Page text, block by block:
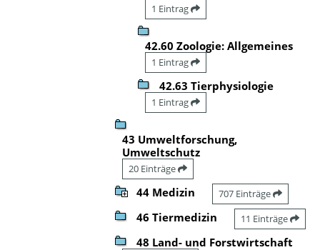
1 Eintrag
42.60 Zoologie: Allgemeines
1 Eintrag
42.63 Tierphysiologie
1 Eintrag
43 Umweltforschung,
Umweltschutz
20 Einträge
44 Medizin 707 Einträge
46 Tiermedizin 11 Einträge
48 Land- und Forstwirtschaft